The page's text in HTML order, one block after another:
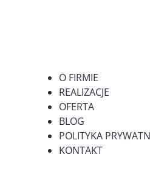
O FIRMIE
REALIZACJE
OFERTA
BLOG
POLITYKA
KONTAKT